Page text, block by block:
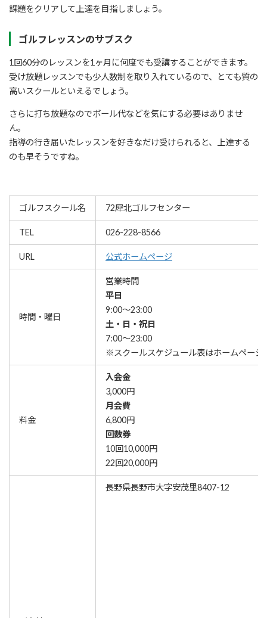
課題をクリアして上達を目指しましょう。
ゴルフレッスンのサブスク
1回60分のレッスンを1ヶ月に何度でも受講することができます。
受け放題レッスンでも少人数制を取り入れているので、とても質の
高いスクールといえるでしょう。
さらに打ち放題なのでボール代などを気にする必要はありませ
ん。
指導の行き届いたレッスンを好きなだけ受けられると、上達する
のも早そうですね。
ゴルフスクール名 72犀北ゴルフセンター
TEL 026-228-8566
URL 公式ホームページ
時間・曜日
営業時間
平日
9:00～23:00
土・日・祝日
7:00～23:00
※スクールスケジュール表はホームページ
料金
入会金
3,000円
月会費
6,800円
回数券
10回10,000円
22回20,000円
長野県長野市大字安茂里8407-12